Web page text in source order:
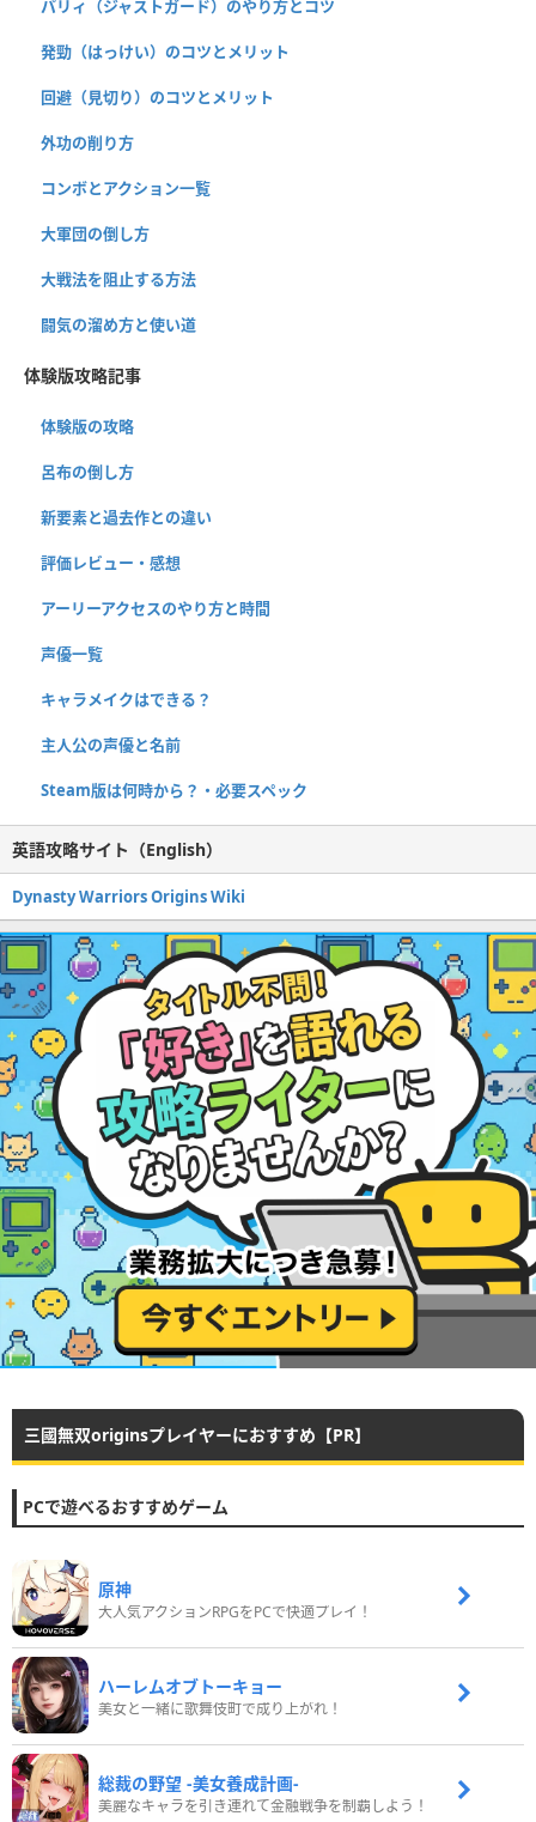
パリィ（ジャストガード）のやり方とコツ
発勁（はっけい）のコツとメリット
回避（見切り）のコツとメリット
外功の削り方
コンボとアクション一覧
大軍団の倒し方
大戦法を阻止する方法
闘気の溜め方と使い道
体験版攻略記事
体験版の攻略
呂布の倒し方
新要素と過去作との違い
評価レビュー・感想
アーリーアクセスのやり方と時間
声優一覧
キャラメイクはできる？
主人公の声優と名前
Steam版は何時から？・必要スペック
英語攻略サイト（English）
Dynasty Warriors Origins Wiki
三國無双originsプレイヤーにおすすめ【PR】
PCで遊べるおすすめゲーム
原神
大人気アクションRPGをPCで快適プレイ！
ハーレムオブトーキョー
美女と一緒に歌舞伎町で成り上がれ！
総裁の野望 -美女養成計画-
美麗なキャラを引き連れて金融戦争を制覇しよう！